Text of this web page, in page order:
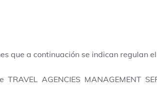
que a continuación se indican
TRAVEL AGENCIES MANAGEMENT